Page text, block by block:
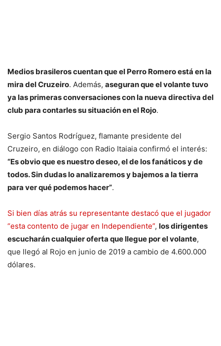
Medios brasileros cuentan que el Perro Romero está en la
mira del Cruzeiro. Además, aseguran que el volante tuvo
ya las primeras conversaciones con la nueva directiva del
club para contarles su situación en el Rojo.
Sergio Santos Rodríguez, flamante presidente del
Cruzeiro, en diálogo con Radio Itaiaia confirmó el interés:
“Es obvio que es nuestro deseo, el de los fanáticos y de
todos. Sin dudas lo analizaremos y bajemos a la tierra
para ver qué podemos hacer”.
Si bien días atrás su representante destacó que el jugador
“esta contento de jugar en Independiente”, los dirigentes
escucharán cualquier oferta que llegue por el volante,
que llegó al Rojo en junio de 2019 a cambio de 4.600.000
dólares.